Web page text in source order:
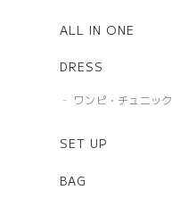
ALL IN ONE
DRESS
ワンピ・チュニック
SET UP
BAG